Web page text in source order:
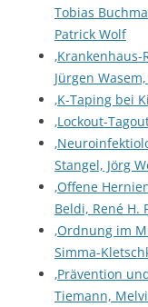
Tobias
Patrick Wolf
‚Krankenhaus-
Jürgen
‚K-Taping bei
‚Lockout-
Stangel, Jörg
‚Offene
Beldi, René H.
‚Ordnung im
Simma-
‚Prävention
Tiemann,